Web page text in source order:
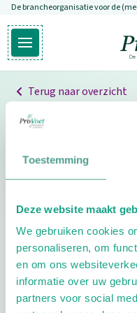
Toestemming
Deze website maakt
We gebruiken cookies
personaliseren, om
en om ons
informatie over uw
partners voor social
Overslaan en naar de
De brancheorganisatie voor de
Open hoofdmenu
Ga
Terug naar overzicht
Professionals
Pedicure
pedicure.